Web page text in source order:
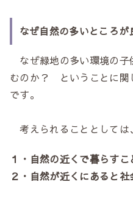
なぜ自然の多いところが
なぜ緑地の多い環境の子
むのか？ ということに関
です。
考えられることとしては、
１・自然の近くで暮らす
２・自然が近くにあると